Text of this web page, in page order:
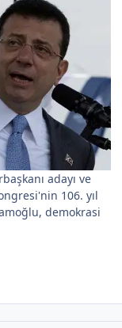
adayı ve
106. yıl
demokrasi